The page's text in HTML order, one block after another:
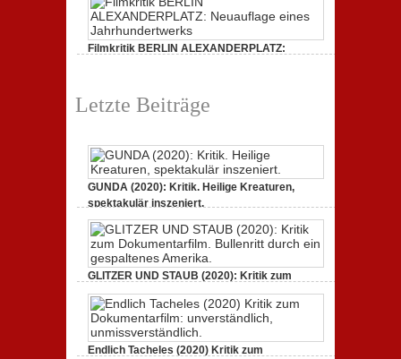
unmissverständlich.
zur
dreht
durch
Filmkritik BERLIN ALEXANDERPLATZ:
Letzte Beiträge
GUNDA (2020): Kritik. Heilige Kreaturen,
spektakulär inszeniert.
GUNDA
(2020):
Kritik.
Kreaturen,
spektakulär
GLITZER UND STAUB (2020): Kritik zum
Dokumentarfilm. Bullenritt durch ein
gespaltenes Amerika.
3. Oktober 2020,Keine Kommentarezu
UND
STAUB
Endlich Tacheles (2020) Kritik zum